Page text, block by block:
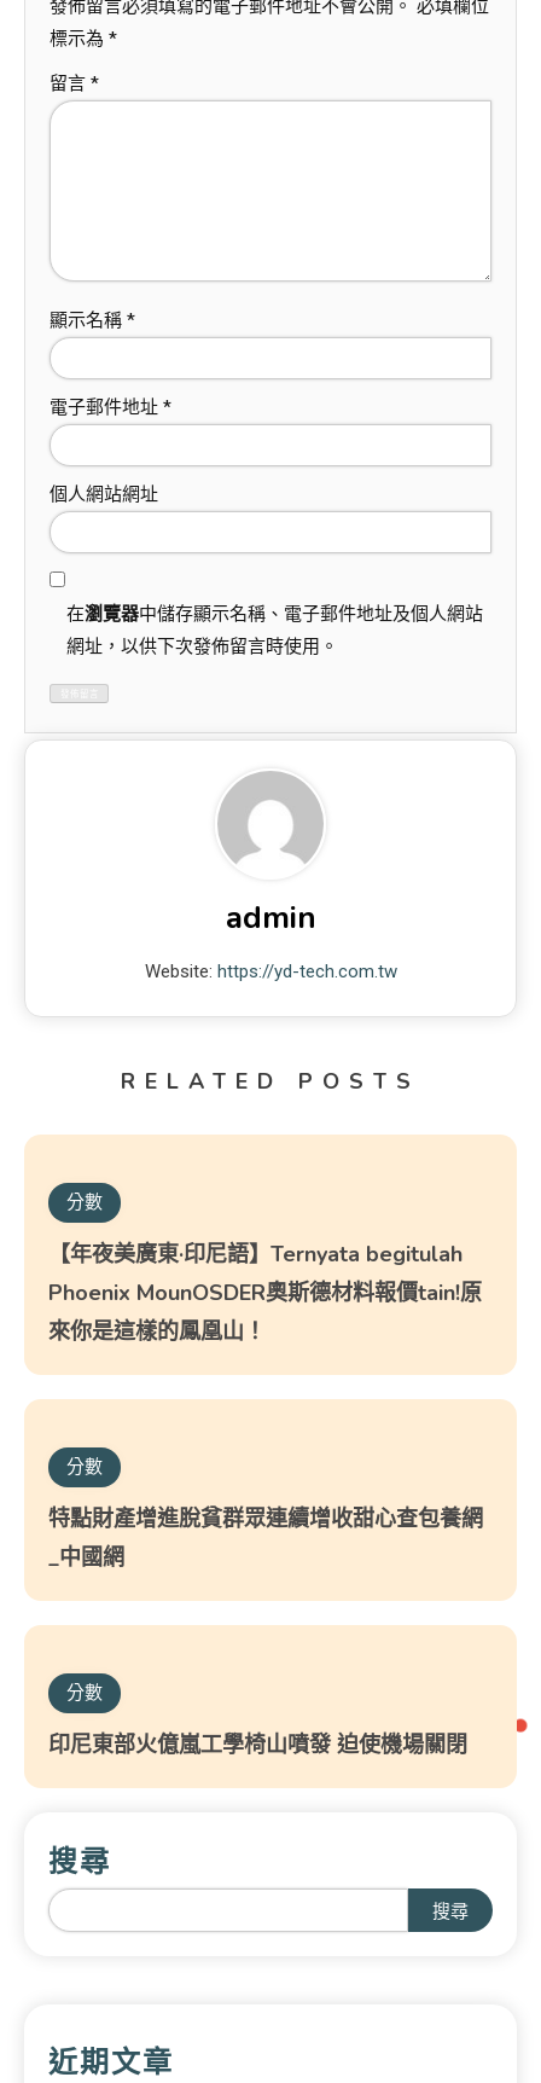
發佈留言必須填寫的電子郵件地址不會公開。 必填欄位
標示為 *
留言 *
顯示名稱 *
電子郵件地址 *
個人網站網址
在瀏覽器中儲存顯示名稱、電子郵件地址及個人網站
網址，以供下次發佈留言時使用。
admin
Website: https://yd-tech.com.tw
RELATED POSTS
分數
【年夜美廣東·印尼語】Ternyata begitulah
Phoenix MounOSDER奧斯德材料報價tain!原
來你是這樣的鳳凰山！
分數
特點財產增進脫貧群眾連續增收甜心查包養網
_中國網
分數
印尼東部火億嵐工學椅山噴發 迫使機場關閉
搜尋
搜尋
近期文章